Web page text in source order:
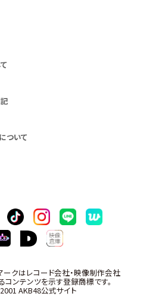
ついて
ークはレコード会社・映像制作会社
コンテンツを示す登録商標です。
AKB48公式サイト